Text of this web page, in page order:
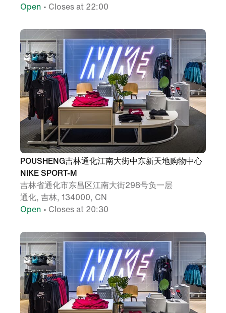
Open • Closes at 22:00
POUSHENG吉林通化江南大街中东新天地购物中心
NIKE SPORT-M
吉林省通化市东昌区江南大街298号负一层
通化, 吉林, 134000, CN
Open • Closes at 20:30